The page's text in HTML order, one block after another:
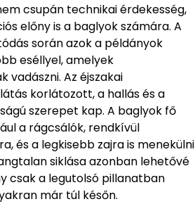
csupán technikai érdekesség,
előny is a baglyok számára. A
során azok a példányok
eséllyel, amelyek
vadászni. Az éjszakai
korlátozott, a hallás és a
szerepet kap. A baglyok fő
a rágcsálók, rendkívül
és a legkisebb zajra is menekülni
siklása azonban lehetővé
csak a legutolsó pillanatban
már túl későn.